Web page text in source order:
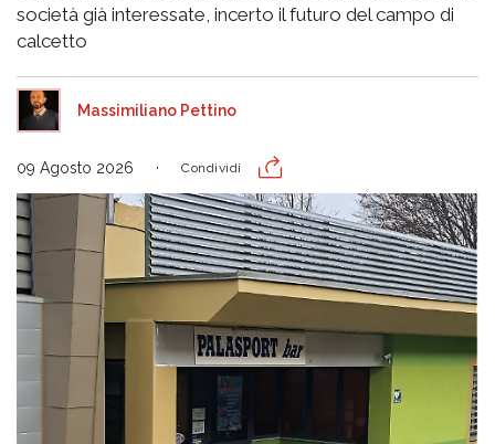
società già interessate, incerto il futuro del campo di
calcetto
Massimiliano Pettino
09 Agosto 2026 Condividi